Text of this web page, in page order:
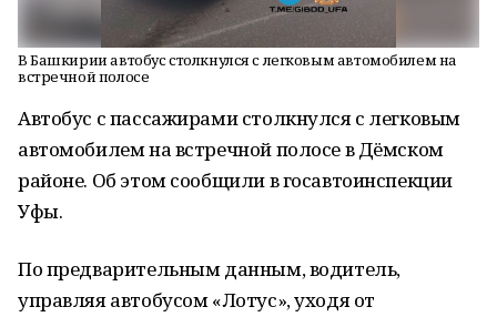
В Башкирии автобус столкнулся с легковым автомобилем на
встречной полосе
Автобус с пассажирами столкнулся с легковым
автомобилем на встречной полосе в Дёмском
районе. Об этом сообщили в госавтоинспекции
Уфы.
По предварительным данным, водитель,
управляя автобусом «Лотус», уходя от